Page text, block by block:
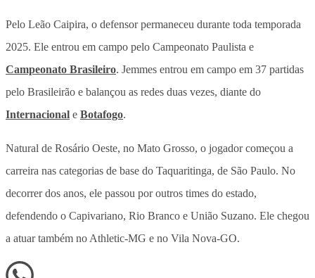
Pelo Leão Caipira, o defensor permaneceu durante toda temporada
2025. Ele entrou em campo pelo Campeonato Paulista e
Campeonato Brasileiro. Jemmes entrou em campo em 37 partidas
pelo Brasileirão e balançou as redes duas vezes, diante do
Internacional e Botafogo.
Natural de Rosário Oeste, no Mato Grosso, o jogador começou a
carreira nas categorias de base do Taquaritinga, de São Paulo. No
decorrer dos anos, ele passou por outros times do estado,
defendendo o Capivariano, Rio Branco e União Suzano. Ele chegou
a atuar também no Athletic-MG e no Vila Nova-GO.